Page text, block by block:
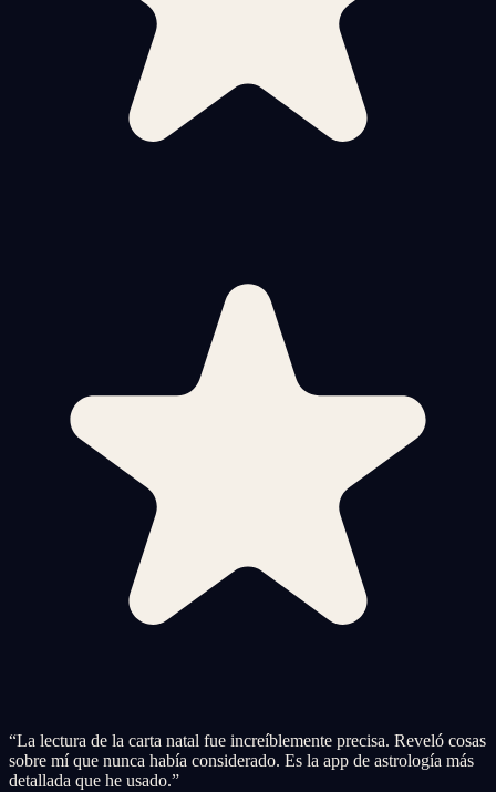
“La lectura de la carta natal fue increíblemente precisa. Reveló cosas
sobre mí que nunca había considerado. Es la app de astrología más
detallada que he usado.”